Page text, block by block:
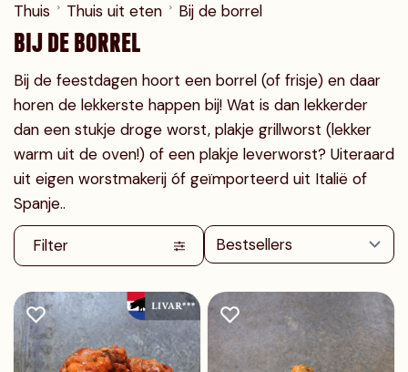
Thuis Thuis uit eten Bij de borrel
BIJ DE BORREL
Bij de feestdagen hoort een borrel (of frisje) en daar
horen de lekkerste happen bij! Wat is dan lekkerder
dan een stukje droge worst, plakje grillworst (lekker
warm uit de oven!) of een plakje leverworst? Uiteraard
uit eigen worstmakerij óf geïmporteerd uit Italië of
Spanje..
Filter